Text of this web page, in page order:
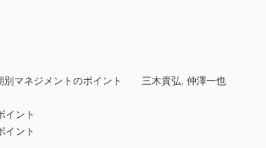
別マネジメントのポイント 三木貴弘, 仲澤一也
ント
ント